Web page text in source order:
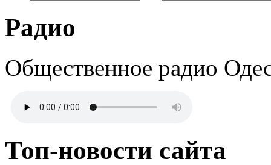
Радио
Общественное радио
Топ-новости сайта